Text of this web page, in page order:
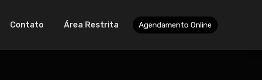
Contato Área Restrita Agendamento Online